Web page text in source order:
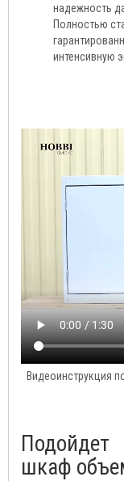
надежность
Полностью
интенсивную
Видеоинструкция
шкаф